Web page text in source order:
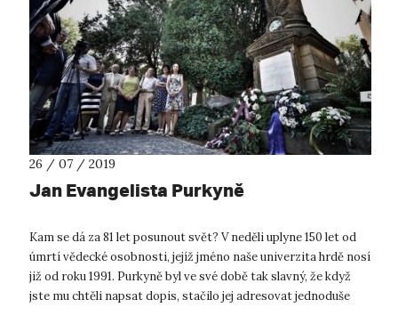
26 / 07 / 2019
Jan Evangelista Purkyně
Kam se dá za 81 let posunout svět? V neděli uplyne 150 let od
úmrtí vědecké osobnosti, jejíž jméno naše univerzita hrdě nosí
již od roku 1991. Purkyně byl ve své době tak slavný, že když
jste mu chtěli napsat dopis, stačilo jej adresovat jednoduše